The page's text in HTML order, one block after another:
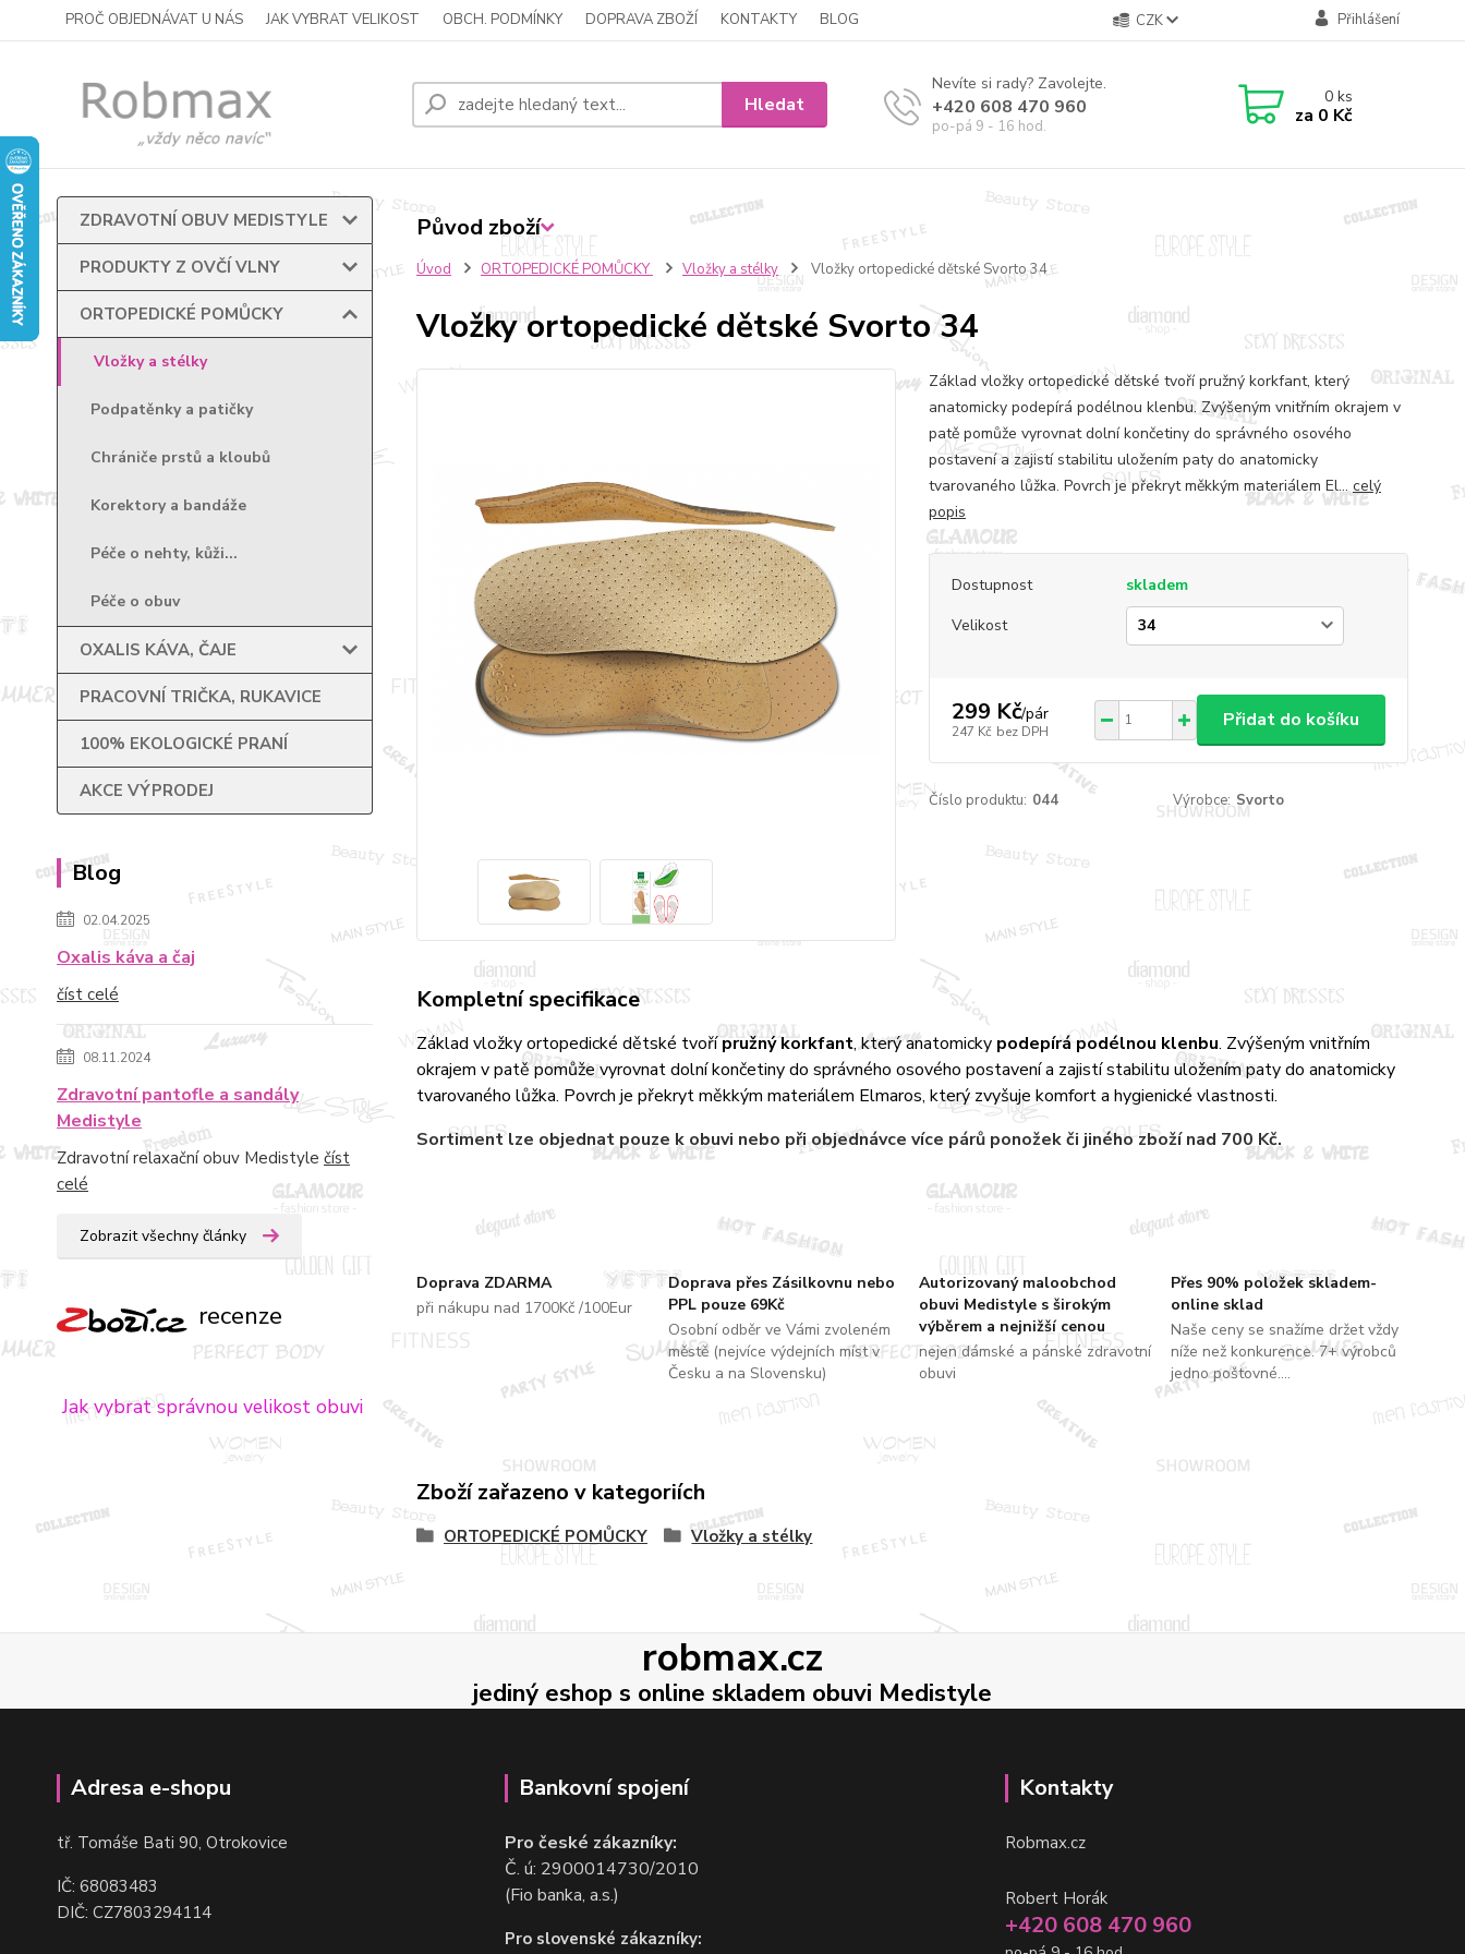
PROČ OBJEDNÁVAT U NÁS JAK VYBRAT VELIKOST OBCH. PODMÍNKY DOPRAVA ZBOŽÍ KONTAKTY BLOG CZK Přihlášení
Hledat
Nevíte si rady? Zavolejte.
+420 608 470 960
po-pá 9 - 16 hod.
0ks
za 0 Kč
ZDRAVOTNÍ OBUV MEDISTYLE
PRODUKTY Z OVČÍ VLNY
ORTOPEDICKÉ POMŮCKY
Vložky a stélky
Podpatěnky a patičky
Chrániče prstů a kloubů
Korektory a bandáže
Péče o nehty, kůži...
Péče o obuv
OXALIS KÁVA, ČAJE
PRACOVNÍ TRIČKA, RUKAVICE
100% EKOLOGICKÉ PRANÍ
AKCE VÝPRODEJ
Blog
02.04.2025
Oxalis káva a čaj
číst celé
08.11.2024
Zdravotní pantofle a sandály
Medistyle
Zdravotní relaxační obuv Medistyle číst
celé
Zobrazit všechny články
recenze
Jak vybrat správnou velikost obuvi
Úvod ORTOPEDICKÉ POMŮCKY Vložky a stélky Vložky ortopedické dětské Svorto 34
Vložky ortopedické dětské Svorto 34
Základ vložky ortopedické dětské tvoří pružný korkfant, který
anatomicky podepírá podélnou klenbu. Zvýšeným vnitřním okrajem v
patě pomůže vyrovnat dolní končetiny do správného osového
postavení a zajistí stabilitu uložením paty do anatomicky
tvarovaného lůžka. Povrch je překryt měkkým materiálem El... celý
popis
Dostupnost
skladem
Velikost
299 Kč/pár
247 Kč bez DPH
Přidat do košíku
Číslo produktu: 044 Výrobce: Svorto
Doprava ZDARMA
při nákupu nad 1700Kč /100Eur
Doprava přes Zásilkovnu nebo
PPL pouze 69Kč
Osobní odběr ve Vámi zvoleném
městě (nejvíce výdejních míst v
Česku a na Slovensku)
Autorizovaný maloobchod
obuvi Medistyle s širokým
výběrem a nejnižší cenou
nejen dámské a pánské zdravotní
obuvi
Přes 90% položek skladem-
online sklad
Naše ceny se snažíme držet vždy
níže než konkurence. 7+ výrobců
jedno poštovné....
Kompletní specifikace
Základ vložky ortopedické dětské tvořípružný korkfant, který anatomicky podepírá podélnou klenbu. Zvýšeným vnitřním
okrajem v patě pomůže vyrovnat dolní končetiny do správného osového postavení a zajistí stabilitu uložením paty do anatomicky
tvarovaného lůžka. Povrch je překryt měkkým materiálem Elmaros, který zvyšuje komfort a hygienické vlastnosti.
Sortimentlze objednat pouze k obuvi nebo při objednávce více párů ponožek či jiného zboží nad 700 Kč.
Původ zboží
Zboží zařazeno v kategoriích
ORTOPEDICKÉ POMŮCKY Vložky a stélky
robmax.cz
jediný eshop s online skladem obuvi Medistyle
Adresa e-shopu
tř. Tomáše Bati 90, Otrokovice
IČ: 68083483
DIČ: CZ7803294114
Bankovní spojení
Pro české zákazníky:
Č. ú: 2900014730/2010
(Fio banka, a.s.)
Pro slovenské zákazníky:
Kontakty
Robmax.cz
Robert Horák
+420 608 470 960